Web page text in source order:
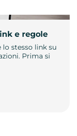
e regole
stesso link su
Prima si